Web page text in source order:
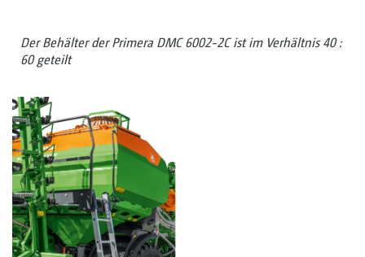
Der Behälter der Primera DMC 6002-2C ist im Verhältnis 40 :
60 geteilt